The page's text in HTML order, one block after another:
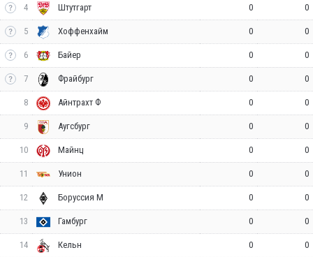
4 Штутгарт 0 0
5 Хоффенхайм 0 0
6 Байер 0 0
7 Фрайбург 0 0
8 Айнтрахт Ф 0 0
9 Аугсбург 0 0
10 Майнц 0 0
11 Унион 0 0
12 Боруссия М 0 0
13 Гамбург 0 0
14 Кельн 0 0